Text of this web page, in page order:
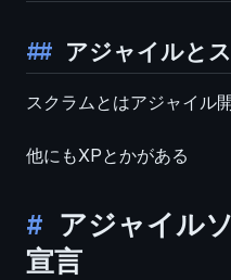
アジャイルと
スクラムとはアジャイル
他にもXPとかがある
アジャイル
宣言